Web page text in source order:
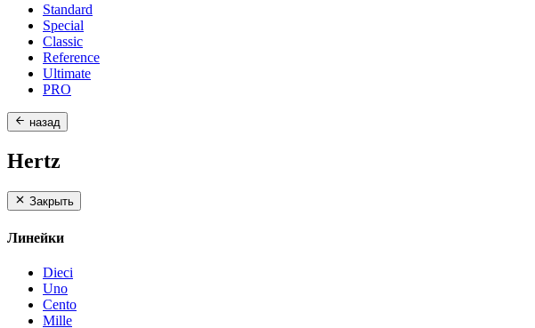
Standard
Special
Classic
Reference
Ultimate
PRO
назад
Hertz
Закрыть
Линейки
Dieci
Uno
Cento
Mille